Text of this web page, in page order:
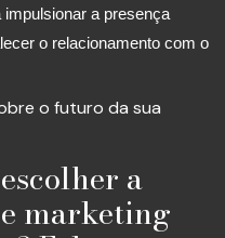
a presença
o relacionamento com o
o futuro da sua
a
marketing